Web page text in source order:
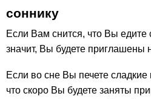
соннику
Если Вам снится, что Вы едите
значит, Вы будете приглашены
Если во сне Вы печете сладкие
что скоро Вы будете заняты